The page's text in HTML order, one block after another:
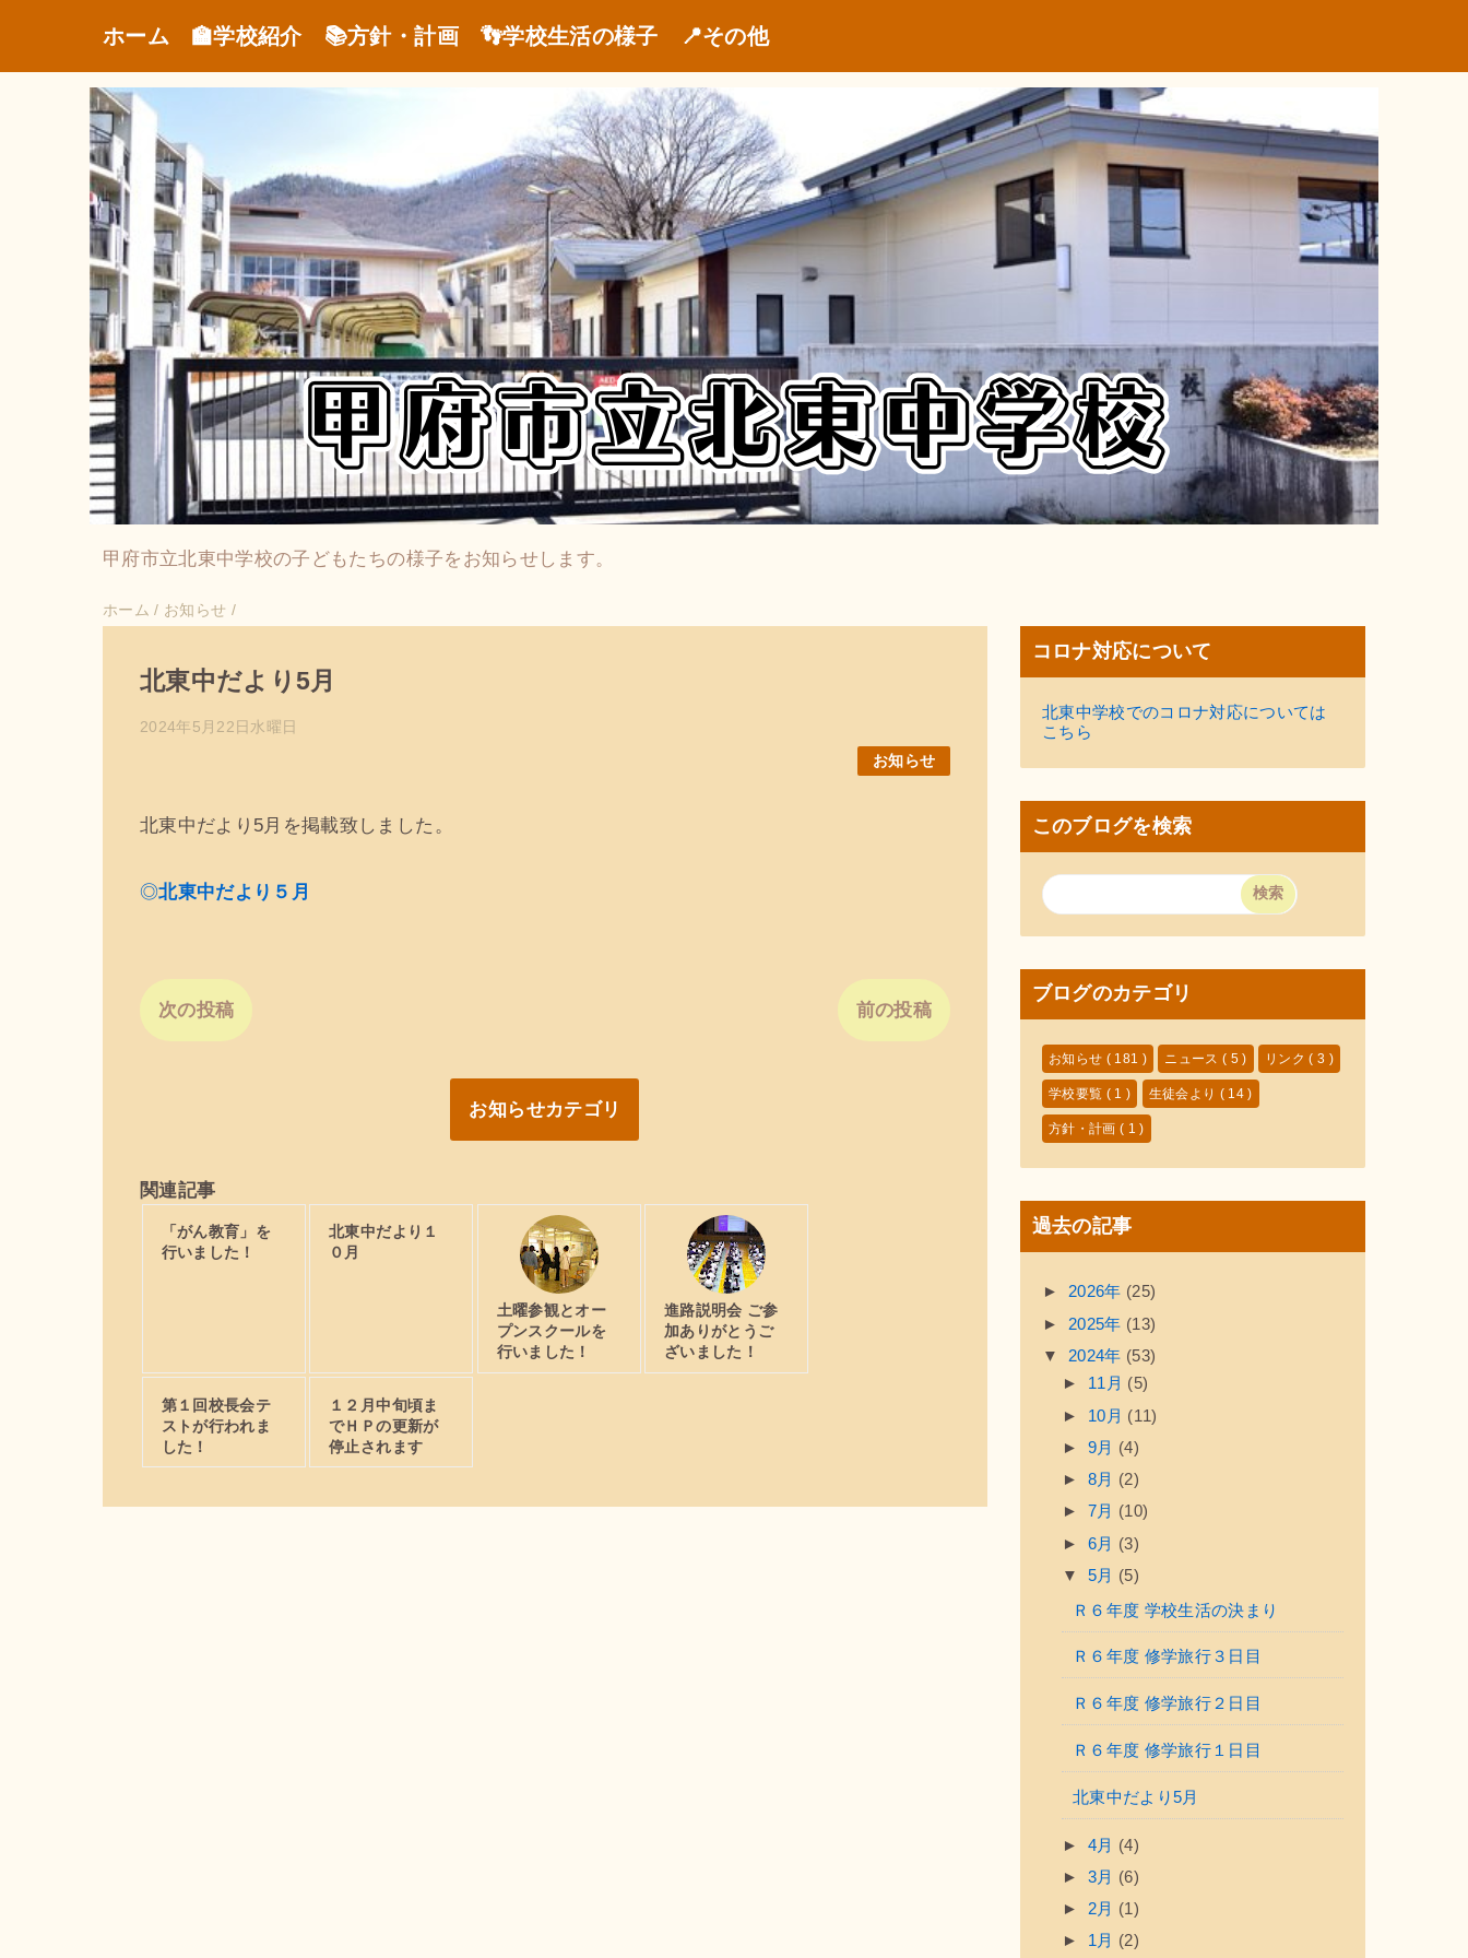
ホーム 🏫学校紹介 📚方針・計画 👣学校生活の様子 📍その他
甲府市立北東中学校の子どもたちの様子をお知らせします。
ホーム / お知らせ /
北東中だより5月
2024年5月22日水曜日
お知らせ
北東中だより5月を掲載致しました。
◎北東中だより５月
次の投稿 前の投稿
お知らせカテゴリ
関連記事
「がん教育」を
行いました！
北東中だより１
０月
土曜参観とオー
プンスクールを
行いました！
進路説明会 ご参
加ありがとうご
ざいました！
第１回校長会テ
ストが行われま
した！
１２月中旬頃ま
でＨＰの更新が
停止されます
コロナ対応について
北東中学校でのコロナ対応については
こちら
このブログを検索
ブログのカテゴリ
お知らせ ( 181 ) ニュース( 5 ) リンク( 3 )
学校要覧 ( 1 ) 生徒会より ( 14 )
方針・計画 ( 1 )
過去の記事
► 2026年 (25)
► 2025年 (13)
▼ 2024年 (53)
► 11月 (5)
► 10月 (11)
► 9月 (4)
► 8月 (2)
► 7月 (10)
► 6月 (3)
▼ 5月 (5)
Ｒ６年度 学校生活の決まり
Ｒ６年度 修学旅行３日目
Ｒ６年度 修学旅行２日目
Ｒ６年度 修学旅行１日目
北東中だより5月
► 4月 (4)
► 3月 (6)
► 2月 (1)
► 1月 (2)